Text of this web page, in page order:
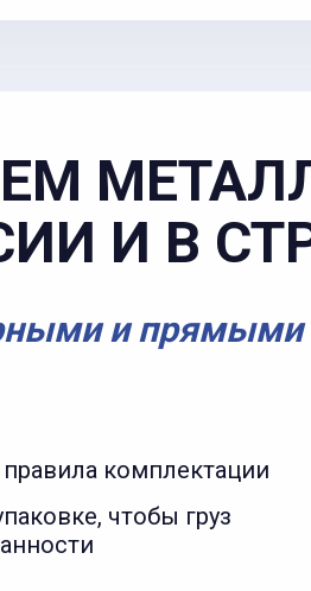
И В
и
комплектации
чтобы груз